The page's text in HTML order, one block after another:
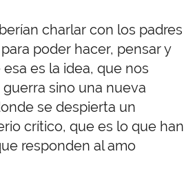
charlar con los padres
poder hacer, pensar y
es la idea, que nos
sino una nueva
se despierta un
crítico, que es lo que han
responden al amo